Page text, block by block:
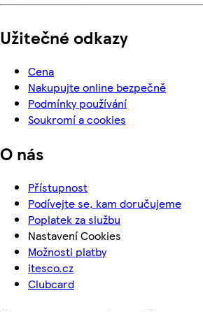
Užitečné odkazy
Cena
Nakupujte online bezpečně
Podmínky používání
Soukromí a cookies
O nás
Přístupnost
Podívejte se, kam doručujeme
Poplatek za službu
Nastavení Cookies
Možnosti platby
itesco.cz
Clubcard